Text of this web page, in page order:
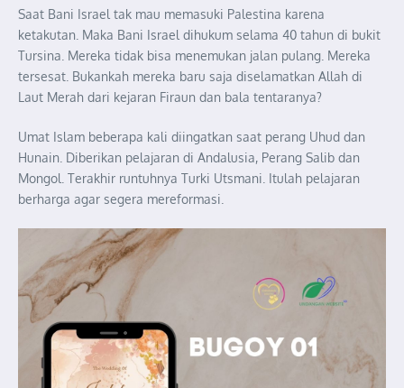
Saat Bani Israel tak mau memasuki Palestina karena
ketakutan. Maka Bani Israel dihukum selama 40 tahun di bukit
Tursina. Mereka tidak bisa menemukan jalan pulang. Mereka
tersesat. Bukankah mereka baru saja diselamatkan Allah di
Laut Merah dari kejaran Firaun dan bala tentaranya?
Umat Islam beberapa kali diingatkan saat perang Uhud dan
Hunain. Diberikan pelajaran di Andalusia, Perang Salib dan
Mongol. Terakhir runtuhnya Turki Utsmani. Itulah pelajaran
berharga agar segera mereformasi.